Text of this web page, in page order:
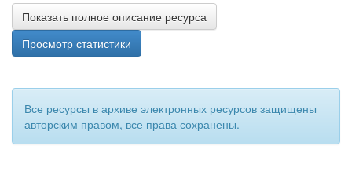
Показать полное описание ресурса
Просмотр статистики
Все ресурсы в архиве электронных ресурсов защищены
авторским правом, все права сохранены.